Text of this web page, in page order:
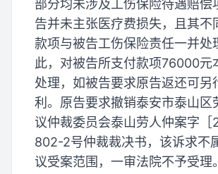
部分均未涉及工伤保险待遇赔偿
告并未主张医疗费损失，且其不
款项与被告工伤保险责任一并处
此，对被告所支付款项76000元
处理，如被告要求原告返还可另
利。原告要求撤销泰安市泰山区
议仲裁委员会泰山劳人仲案字［
802-2号仲裁裁决书，该诉求不
议受案范围，一审法院不予受理